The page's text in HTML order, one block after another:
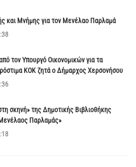
και Μνήμης για τον Μενέλαο Παρλαμά
τον Υπουργό Οικονομικών για τα
ΚΟΚ ζητά ο Δήμαρχος Χερσονήσου
σκηνή» της Δημοτικής Βιβλιοθήκης
Παρλαμάς»